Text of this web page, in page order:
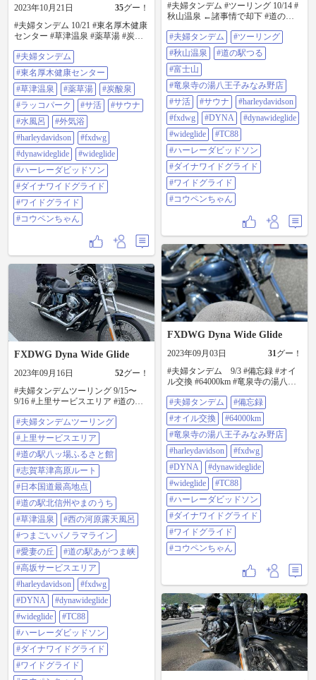
2023年10月21日 35グー！
#夫婦タンデム 10/21 #東名厚木健康
センター #草津温泉 #薬草湯 #炭酸
婦で貸切満喫 #サ活 #サウナ #水風
呂 #外気浴 6セット #harleydavidson
#fxdwg #dynawideglide #wideglide #ハ
ーレーダビッドソン #ダイナワイド
グライド #ワイドグライド #コウペ
ンちゃん
#夫婦タンデム
#東名厚木健康センター
#草津温泉
#薬草湯
#炭酸泉
#ラッコパーク
#サ活
#サウナ
#水風呂
#外気浴
#harleydavidson
#fxdwg
#dynawideglide
#wideglide
#ハーレーダビッドソン
#ダイナワイドグライド
#ワイドグライド
#コウペンちゃん
#夫婦タンデム #ツーリング 10/14 #
秋山温泉 ←諸事情で却下 #道の駅
なみ野店 #サ活 #サウナ
#harleydavidson #fxdwg #dyna
#dynawideglide #wideglide #tc88 #ハ
ーレーダビッドソン #ダイナワイド
グライド #ワイドグライド #コウペ
ンちゃん
#夫婦タンデム
#ツーリング
#秋山温泉
#道の駅つる
#富士山
#竜泉寺の湯八王子みなみ野店
#サ活
#サウナ
#harleydavidson
#fxdwg
#DYNA
#dynawideglide
#wideglide
#TC88
#ハーレーダビッドソン
#ダイナワイドグライド
#ワイドグライド
#コウペンちゃん
FXDWG Dyna Wide Glide
2023年09月16日 52グー！
#夫婦タンデムツーリング 9/15〜
9/16 #上里サービスエリア #道の駅
ート #日本国道最高地点 #道の駅北
信州やまのうち #草津温泉 #西の河
原露天風呂 #つまごいパノラマライ
ン #愛妻の丘 #道の駅あがつま峡 #
高坂サービスエリア #harleydavidson
#fxdwg #dyna #dynawideglide
#wideglide #tc88 #ハーレーダビッド
ソン #ダイナワイドグライド #ワイ
ドグライド #コウペンちゃん
#夫婦タンデムツーリング
#上里サービスエリア
#道の駅八ッ場ふるさと館
#志賀草津高原ルート
#日本国道最高地点
#道の駅北信州やまのうち
#草津温泉
#西の河原露天風呂
#つまごいパノラマライン
#愛妻の丘
#道の駅あがつま峡
#高坂サービスエリア
#harleydavidson
#fxdwg
#DYNA
#dynawideglide
#wideglide
#TC88
#ハーレーダビッドソン
#ダイナワイドグライド
#ワイドグライド
FXDWG Dyna Wide Glide
2023年09月03日 31グー！
#夫婦タンデム 9/3 #備忘録 #オイ
ル交換 #64000km #竜泉寺の湯八王
#fxdwg #dyna #dynawideglide
#wideglide #tc88 #ハーレーダビッド
ソン #ダイナワイドグライド #ワイ
ドグライド #コウペンちゃん
#夫婦タンデム
#備忘録
#オイル交換
#64000km
#竜泉寺の湯八王子みなみ野店
#harleydavidson
#fxdwg
#DYNA
#dynawideglide
#wideglide
#TC88
#ハーレーダビッドソン
#ダイナワイドグライド
#ワイドグライド
#コウペンちゃん